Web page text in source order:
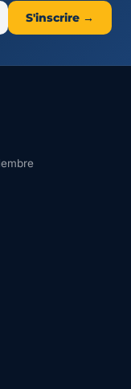
S'inscrire →